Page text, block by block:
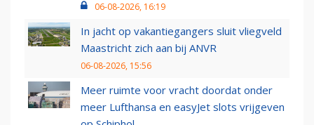
06-08-2026, 16:19
In jacht op vakantiegangers sluit vliegveld
Maastricht zich aan bij ANVR
06-08-2026, 15:56
Meer ruimte voor vracht doordat onder
meer Lufthansa en easyJet slots vrijgeven